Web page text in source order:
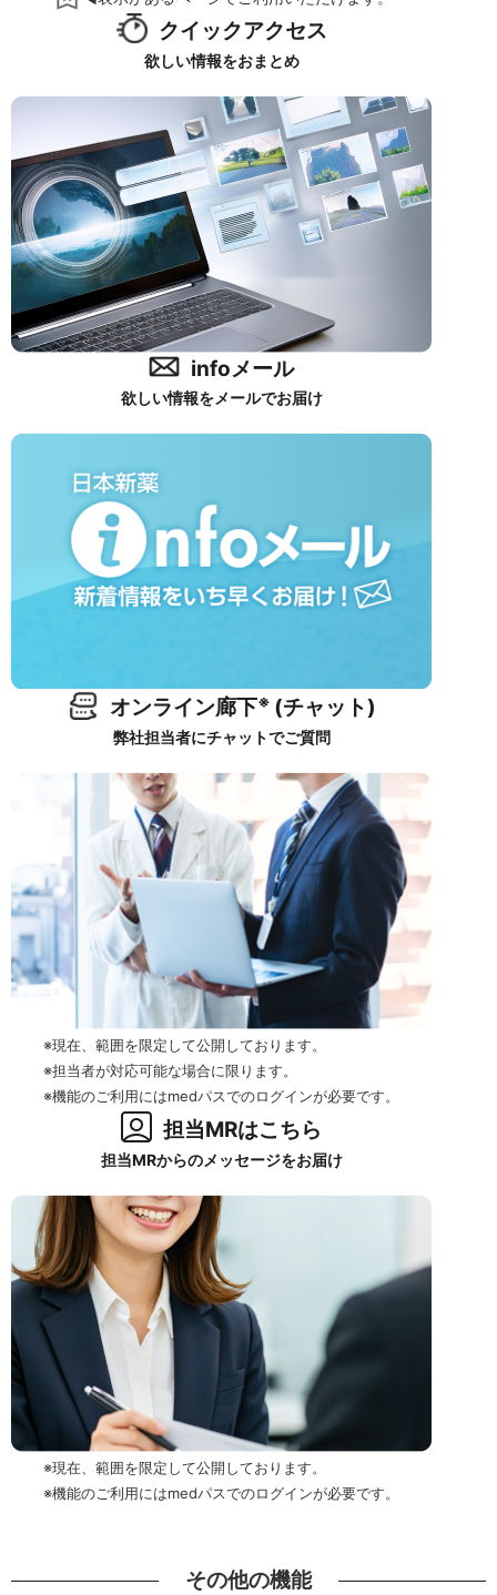
クイックアクセス
欲しい情報をおまとめ
infoメール
欲しい情報をメールでお届け
オンライン廊下※ (チャット)
弊社担当者にチャットでご質問
※現在、範囲を限定して公開しております。
※担当者が対応可能な場合に限ります。
※機能のご利用にはmedパスでのログインが必要です。
担当MRはこちら
担当MRからのメッセージをお届け
※現在、範囲を限定して公開しております。
※機能のご利用にはmedパスでのログインが必要です。
その他の機能